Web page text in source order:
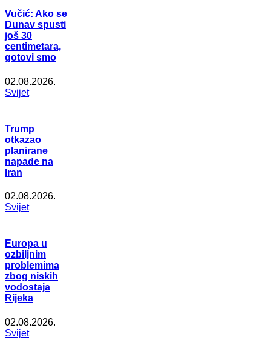
Vučić: Ako se
Dunav spusti
još 30
centimetara,
gotovi smo
02.08.2026.
Svijet
Trump
otkazao
planirane
napade na
Iran
02.08.2026.
Svijet
Europa u
ozbiljnim
problemima
zbog niskih
vodostaja
Rijeka
02.08.2026.
Svijet